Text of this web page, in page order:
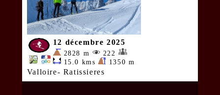
12 décembre 2025
2828 m
222
15.0 kms
1350 m
Valloire- Ratissieres